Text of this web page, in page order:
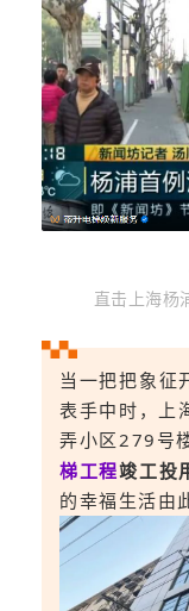
直击上海杨
当一把把象征
表手中时，上
弄小区279号
梯工程竣工投
的幸福生活由